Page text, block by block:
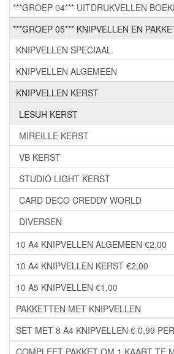
***GROEP 04*** UITDRUKVELLEN
***GROEP 05*** KNIPVELLEN EN
KNIPVELLEN SPECIAAL
KNIPVELLEN ALGEMEEN
KNIPVELLEN KERST
LESUH KERST
MIREILLE KERST
VB KERST
STUDIO LIGHT KERST
CARD DECO CREDDY WORLD
DIVERSEN
10 A4 KNIPVELLEN ALGEMEEN €2,00
10 A4 KNIPVELLEN KERST €2,00
10 A5 KNIPVELLEN €1,00
PAKKETTEN MET KNIPVELLEN
SET MET 8 A4 KNIPVELLEN € 0,99
COMPLEET PAKKET OM 1 KAART TE